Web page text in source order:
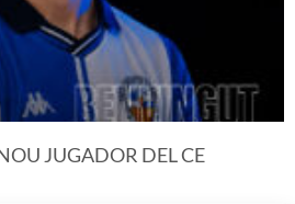
JUGADOR DEL CE